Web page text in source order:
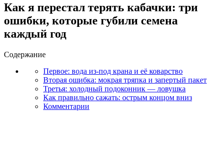
Как я перестал терять кабачки: три
ошибки, которые губили семена
каждый год
Содержание
Первое: вода из-под крана и её коварство
Вторая ошибка: мокрая тряпка и запертый пакет
Третья: холодный подоконник — ловушка
Как правильно сажать: острым концом вниз
Комментарии